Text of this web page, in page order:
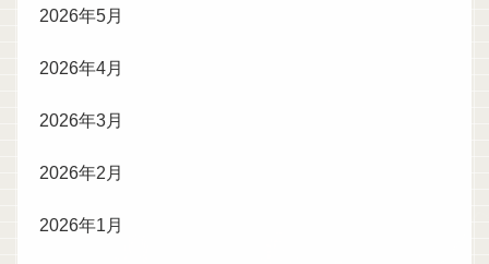
2026年5月
2026年4月
2026年3月
2026年2月
2026年1月